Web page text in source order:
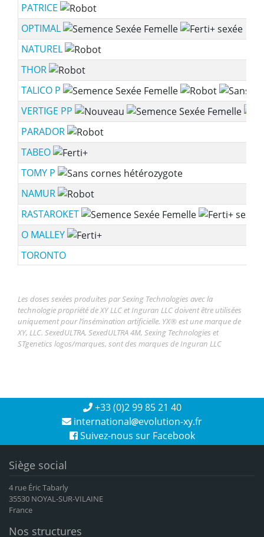
PATRICE
OPTIMAL
NATUREL
THOR
TALICO P
VERTIGE PP
PARADOR
TABEO
TOMY P
NAMUR
RASTAROKET
O MALLEY
TORONTO
Les doses sexées produites par Sexing Technologies avec la
technologie propriété de XY LLC et Inguran LLC doivent être utilisées
uniquement pour l’insémination artificielle. YX® est une marque de
XY, LLC. SexedULTRA, SexedULTRA 4M, Sexing Technologies et
STgenetics logos/marques, sont des marques de Inguran LLC
+33 (0)2 99 85 21 40
international
evolution-xy.fr
Suivez-nous sur Facebook
Siège social
4 rue Éric Tabarly
35530 NOYAL-SUR-VILAINE
France
Nos structures